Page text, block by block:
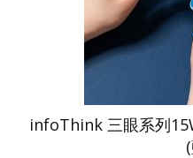
infoThink 三眼系列